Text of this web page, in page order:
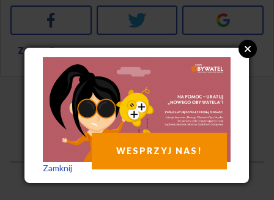
Facebook Twitter Google+
Zostań Prenumeratoremi miej dostęp do pełnego archiwum
KOMENTARZE ▾
WESPRZYJ NAS!
Zamknij